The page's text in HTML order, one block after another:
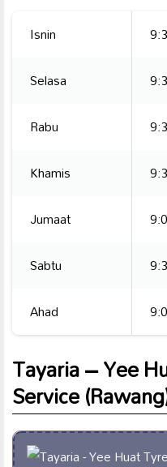
Isnin
Selasa
Rabu
Khamis
Jumaat
Sabtu
Ahad
Tayaria – Yee
Service